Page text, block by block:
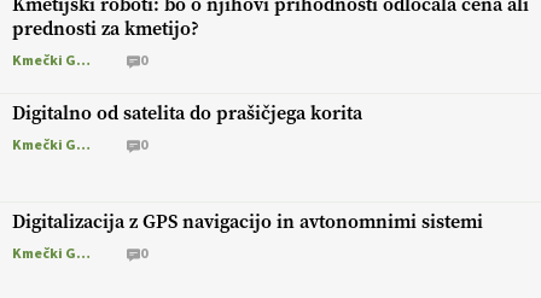
prednosti za kmetijo?
Kmečki Glas 0
Digitalno od satelita do prašičjega korita
Kmečki Glas 0
Digitalizacija z GPS navigacijo in avtonomnimi sistemi
Kmečki Glas 0